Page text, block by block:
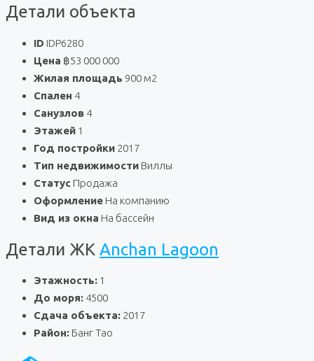
Детали объекта
ID IDP6280
Цена ฿53 000 000
Жилая площадь 900 м2
Спален 4
Санузлов 4
Этажей 1
Год постройки 2017
Тип недвижимости Виллы
Статус Продажа
Оформление На компанию
Вид из окна На бассейн
Детали ЖК Anchan Lagoon
Этажность: 1
До моря: 4500
Сдача объекта: 2017
Район: Банг Тао